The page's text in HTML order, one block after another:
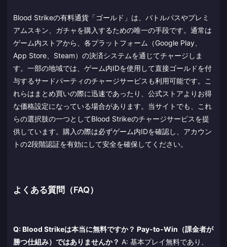
Blood Strikeの有料通貨「ゴールド」は、バトルパスやプレミ
アムスキン、ガチャを購入するための唯一の手段です。通常は
ゲーム内ストアから、各プラットフォーム（Google Play、
App Store、Steam）の決済システムを通じてチャージしま
す。一部の地域では、ゲーム内IDを使用して直接ゴールドを付
与するサードパーティのチャージサービスも利用可能です。こ
れらはまとめ買いの際に迅速であったり、公式ストアよりお得
な価格設定になっている場合があります。当サイトでも、これ
らの選択肢の一つとしてBlood Strikeのチャージサービスを提
供しています。購入の際は必ずゲーム内IDを確認し、アカウン
トの2段階認証を有効にして安全を確保してください。
よくある質問（FAQ）
Q: Blood Strikeは本当に無料ですか？ Pay-to-Win（課金者が
勝つ仕組み）ではありませんか？ A: 基本プレイ無料であり、